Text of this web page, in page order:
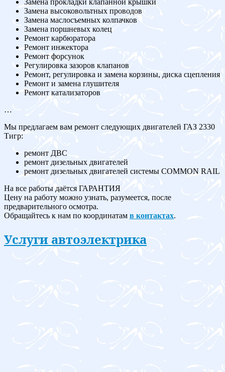
Замена прокладки клапанной крышки
Замена высоковольтных проводов
Замена маслосъемных колпачков
Замена поршневых колец
Ремонт карбюратора
Ремонт инжектора
Ремонт форсунок
Регулировка зазоров клапанов
Ремонт, регулировка и замена корзины, диска сцепления
Ремонт и замена глушителя
Ремонт катализаторов
…
Мы предлагаем вам ремонт следующих двигателей ГАЗ 2330
Тигр:
ремонт ДВС
ремонт дизельных двигателей
ремонт дизельных двигателей системы COMMON RAIL
На все работы даётся ГАРАНТИЯ
Цену на работу можно узнать, разумеется, после
предварительного осмотра.
Обращайтесь к нам по координатам в контактах.
Услуги автоэлектрика